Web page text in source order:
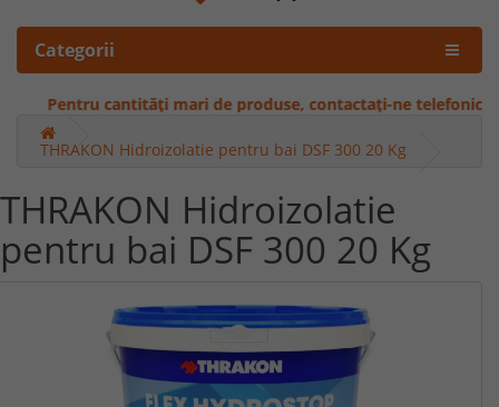
Categorii
Pentru cantități mari de produse, contactați-ne telefonic
THRAKON Hidroizolatie pentru bai DSF 300 20 Kg
THRAKON Hidroizolatie
pentru bai DSF 300 20 Kg